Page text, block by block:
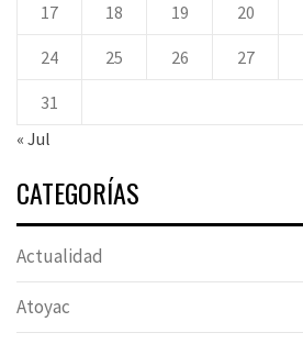
17 18 19 20
24 25 26 27
31
« Jul
CATEGORÍAS
Actualidad
Atoyac